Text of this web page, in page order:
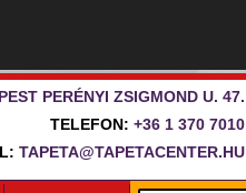
PERÉNYI ZSIGMOND U. 47.
TELEFON: +36 1 370 7010
TAPETA@TAPETACENTER.HU